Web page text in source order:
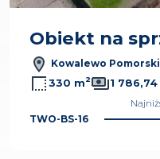
Obiekt na
Kowalewo
330 m2 1 786,74
TWO-BS-16